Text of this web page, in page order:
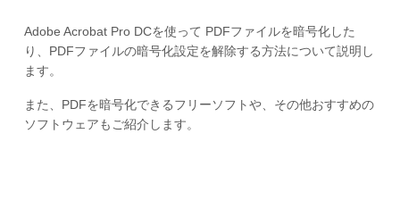
Adobe Acrobat Pro DCを使って PDFファイルを暗号化した
り、PDFファイルの暗号化設定を解除する方法について説明し
ます。
また、PDFを暗号化できるフリーソフトや、その他おすすめの
ソフトウェアもご紹介します。